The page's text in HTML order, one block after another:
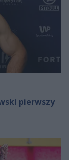
pierwszy